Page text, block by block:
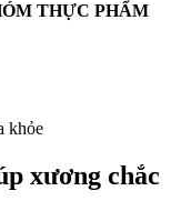
THỰC PHẨM
khỏe
xương chắc